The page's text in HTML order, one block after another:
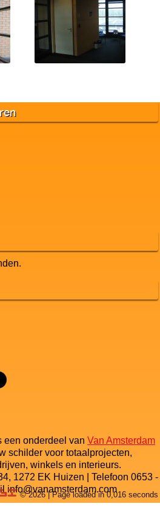
© 2026 | Page loaded in 0,016 seconds